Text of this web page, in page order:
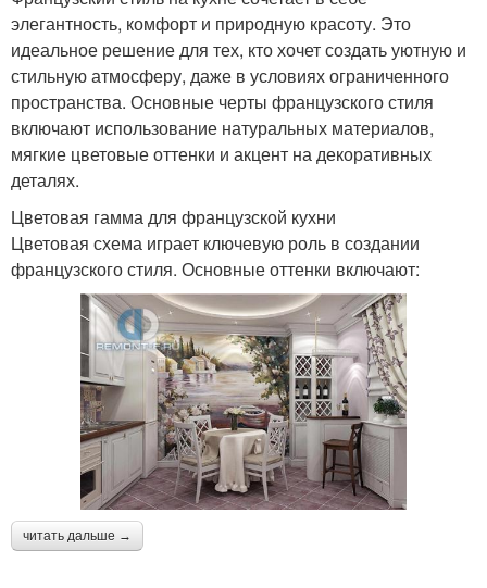
элегантность, комфорт и природную красоту. Это
идеальное решение для тех, кто хочет создать уютную и
стильную атмосферу, даже в условиях ограниченного
пространства. Основные черты французского стиля
включают использование натуральных материалов,
мягкие цветовые оттенки и акцент на декоративных
деталях.
Цветовая гамма для французской кухни
Цветовая схема играет ключевую роль в создании
французского стиля. Основные оттенки включают:
читать дальше →